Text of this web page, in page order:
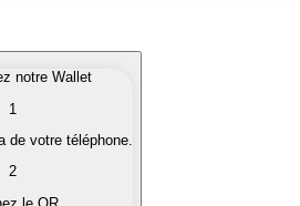
vous intéressent rapidement et en
en monnaie fiduciaire lorsque
notre Wallet
1
de votre téléphone.
2